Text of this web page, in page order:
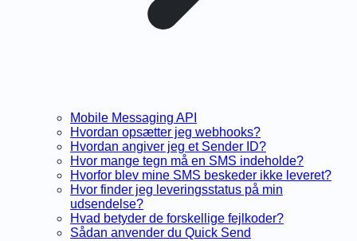
Mobile Messaging API
Hvordan opsætter jeg webhooks?
Hvordan angiver jeg et Sender ID?
Hvor mange tegn må en SMS indeholde?
Hvorfor blev mine SMS beskeder ikke leveret?
Hvor finder jeg leveringsstatus på min
udsendelse?
Hvad betyder de forskellige fejlkoder?
Sådan anvender du Quick Send